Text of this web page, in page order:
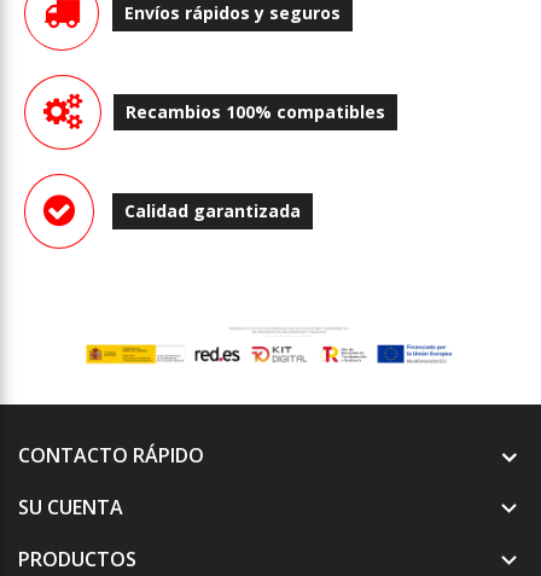
Envíos rápidos y seguros
Recambios 100% compatibles
Calidad garantizada
CONTACTO RÁPIDO
SU CUENTA

PRODUCTOS 